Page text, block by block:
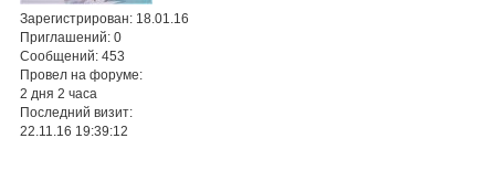
Зарегистрирован: 18.01.16
Приглашений: 0
Сообщений: 453
Провел на форуме:
2 дня 2 часа
Последний визит:
22.11.16 19:39:12